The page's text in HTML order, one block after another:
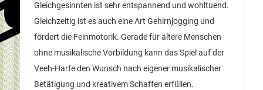
Gleichgesinnten ist sehr entspannend und wohltuend.
Gleichzeitig ist es auch eine Art Gehirnjogging und
fördert die Feinmotorik. Gerade für ältere Menschen
ohne musikalische Vorbildung kann das Spiel auf der
Veeh-Harfe den Wunsch nach eigener musikalischer
Betätigung und kreativem Schaffen erfüllen.